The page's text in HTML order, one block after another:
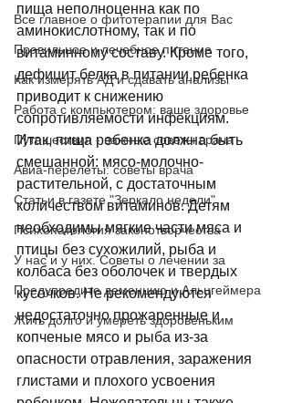
Все главное о фитотерапии для Вас
Правильное и лечебное питание
Как измерять АД и сдавать анализы
Работа с компьютером: ваше здоровье
Путешествия - важные советы врача
Авиа-перелеты: советы врача
Статьи в газете "Зеркало недели"
Психопатология законотворчества
У нас и у них. Советы о лечении за
Предупредите деменцию и Альцгеймера
Жить долго и умереть здоровеньким
пища неполноценна как по
аминокислотному, так и по
витаминному составу. Кроме того,
дефицит белка в питании ребенка
приводит к снижению
сопротивляемости инфекциям.
Итак, пища ребенка должна быть
смешанной: мясо-молочно-
растительной, с достаточным
количеством витаминов. Детям
необходимы мягкие части мяса и
птицы без сухожилий, рыба и
колбаса без оболочек и твердых
кусочков. Не рекомендуются
недостаточно прожаренные и
копченые мясо и рыба из-за
опасности отравления, заражения
глистами и плохого усвоения